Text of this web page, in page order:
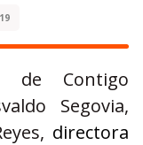
de Contigo
Segovia,
directora